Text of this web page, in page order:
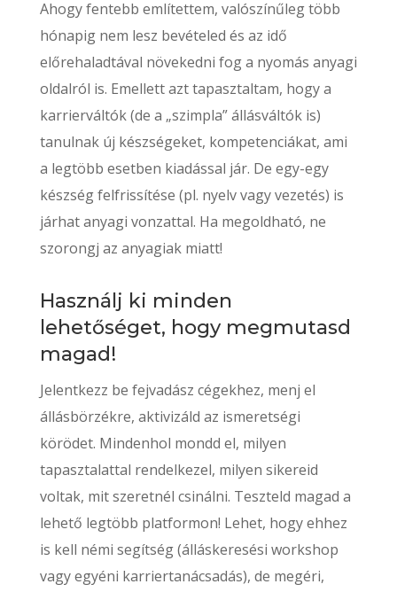
Ahogy fentebb említettem, valószínűleg több
hónapig nem lesz bevételed és az idő
előrehaladtával növekedni fog a nyomás anyagi
oldalról is. Emellett azt tapasztaltam, hogy a
karrierváltók (de a „szimpla” állásváltók is)
tanulnak új készségeket, kompetenciákat, ami
a legtöbb esetben kiadással jár. De egy-egy
készség felfrissítése (pl. nyelv vagy vezetés) is
járhat anyagi vonzattal. Ha megoldható, ne
szorongj az anyagiak miatt!
Használj ki minden
lehetőséget, hogy megmutasd
magad!
Jelentkezz be fejvadász cégekhez, menj el
állásbörzékre, aktivizáld az ismeretségi
körödet. Mindenhol mondd el, milyen
tapasztalattal rendelkezel, milyen sikereid
voltak, mit szeretnél csinálni. Teszteld magad a
lehető legtöbb platformon! Lehet, hogy ehhez
is kell némi segítség (álláskeresési workshop
vagy egyéni karriertanácsadás), de megéri,